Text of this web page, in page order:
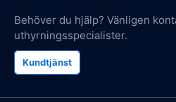
Behöver du hjälp? Vänligen
uthyrningsspecialister.
Kundtjänst